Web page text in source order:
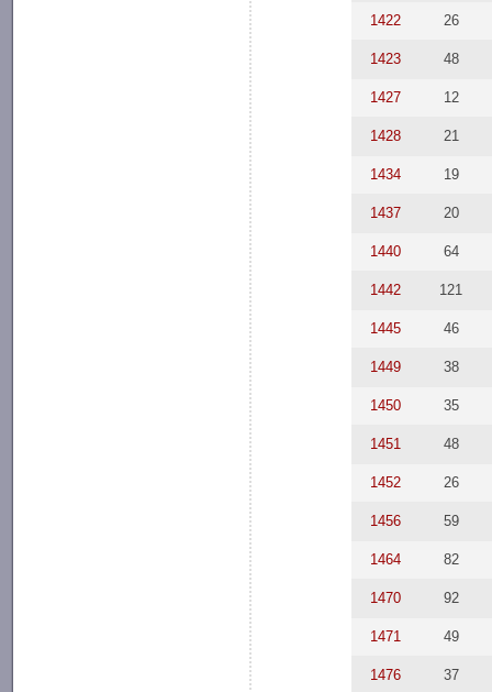
1422 26
1423 48
1427 12
1428 21
1434 19
1437 20
1440 64
1442 121
1445 46
1449 38
1450 35
1451 48
1452 26
1456 59
1464 82
1470 92
1471 49
1476 37